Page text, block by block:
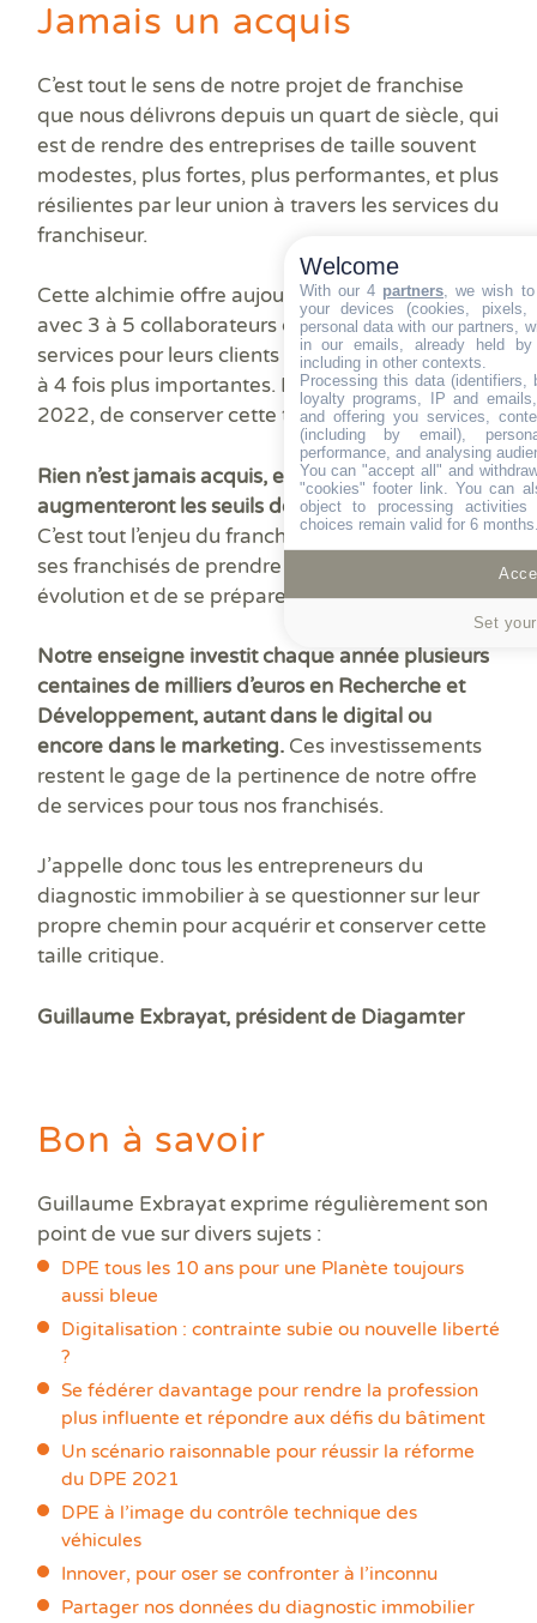
Jamais un acquis
C’est tout le sens de notre projet de franchise
que nous délivrons depuis un quart de siècle, qui
est de rendre des entreprises de taille souvent
modestes, plus fortes, plus performantes, et plus
résilientes par leur union à travers les services du
franchiseur.
Cette alchimie offre aujourd’hui à des cabinets
avec 3 à 5 collaborateurs de disposer de plus de
services pour leurs clients que des entreprises 3
à 4 fois plus importantes. Elle leur permet, en
2022, de conserver cette taille critique.
Rien n’est jamais acquis, et les années à venir
augmenteront les seuils de cette taille critique.
C’est tout l’enjeu du franchiseur et de chacun de
ses franchisés de prendre conscience de cette
évolution et de se préparer à ce futur.
Notre enseigne investit chaque année plusieurs
centaines de milliers d’euros en Recherche et
Développement, autant dans le digital ou
encore dans le marketing. Ces investissements
restent le gage de la pertinence de notre offre
de services pour tous nos franchisés.
J’appelle donc tous les entrepreneurs du
diagnostic immobilier à se questionner sur leur
propre chemin pour acquérir et conserver cette
taille critique.
Guillaume Exbrayat, président de Diagamter
Bon à savoir
Guillaume Exbrayat exprime régulièrement son
point de vue sur divers sujets :
DPE tous les 10 ans pour une Planète toujours
aussi bleue
Digitalisation : contrainte subie ou nouvelle liberté
?
Se fédérer davantage pour rendre la profession
plus influente et répondre aux défis du bâtiment
Un scénario raisonnable pour réussir la réforme
du DPE 2021
DPE à l’image du contrôle technique des
véhicules
Innover, pour oser se confronter à l’inconnu
Partager nos données du diagnostic immobilier
Welcome
With our 4 partners, we wish to
your devices (cookies,
personal data with our partners,
in our emails, already held
including in other contexts.
Processing this data (identifiers,
loyalty programs, IP and
and offering you services,
(including by email),
performance, and analysing
You can "accept all" and
"cookies" footer link. You can
object to processing
choices remain valid for 6
Set